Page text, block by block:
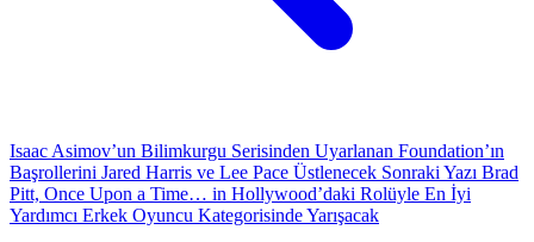
Isaac Asimov’un Bilimkurgu Serisinden Uyarlanan Foundation’ın
Başrollerini Jared Harris ve Lee Pace Üstlenecek Sonraki Yazı Brad
Pitt, Once Upon a Time… in Hollywood’daki Rolüyle En İyi
Yardımcı Erkek Oyuncu Kategorisinde Yarışacak